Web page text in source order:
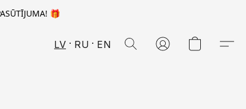
🎁
LV RU EN